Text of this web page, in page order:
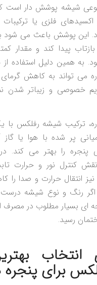
شیشه پوشش دار است
اکسیدهای فلزی یا
این پوشش باعث می شود
پیدا کند و مقدار
به همین دلیل استفاده
می تواند به کاهش گرمای
خصوصی و زیباتر شدن
ترکیب شیشه رفلکس با
پر شده با هوا یا گاز
پنجره را بهتر می کند.
کنترل نور و حرارت
نیز انتقال حرارت و صدا
اگر رنگ و نوع شیشه درست
ای بسیار مطلوب در مصرف
رسید.
انتخاب
برای پنجره